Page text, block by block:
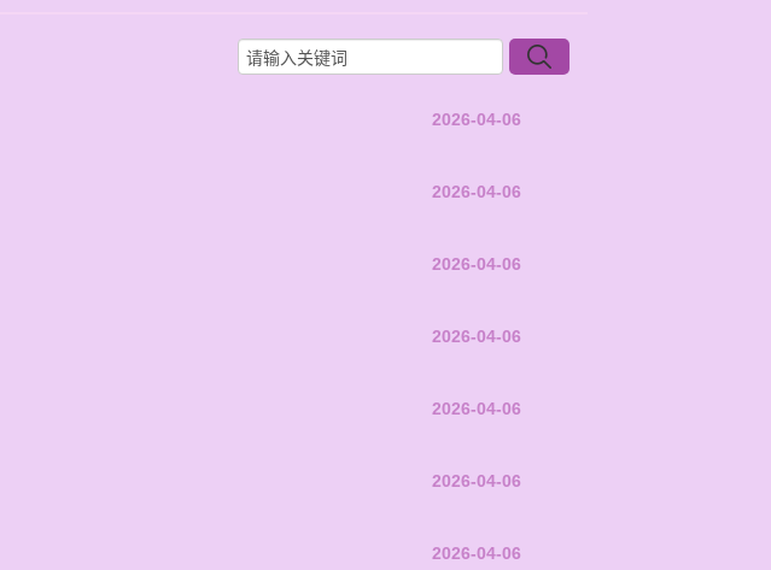
2026-04-06
2026-04-06
2026-04-06
2026-04-06
2026-04-06
2026-04-06
2026-04-06